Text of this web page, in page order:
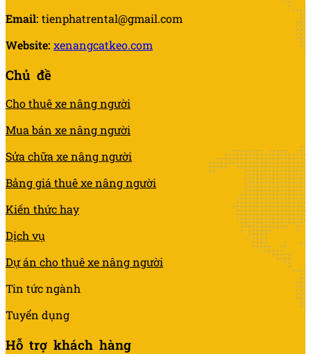
Email: tienphatrental@gmail.com
Website: xenangcatkeo.com
Chủ đề
Cho thuê xe nâng người
Mua bán xe nâng người
Sửa chữa xe nâng người
Bảng giá thuê xe nâng người
Kiến thức hay
Dịch vụ
Dự án cho thuê xe nâng người
Tin tức ngành
Tuyển dụng
Hỗ trợ khách hàng